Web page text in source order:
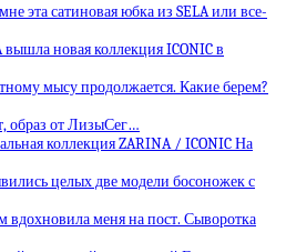
эта сатиновая юбка из SELA или все-
новая коллекция ICONIC в
мысу продолжается. Какие берем?
образ от ЛизыСег…
коллекция ZARINA / ICONIC На
целых две модели босоножек с
вдохновила меня на пост. Сыворотка